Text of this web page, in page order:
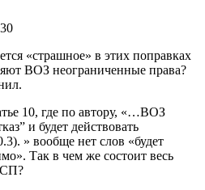
«страшное» в этих поправках
ВОЗ неограниченные права?
10, где по автору, «…ВОЗ
и будет действовать
» вообще нет слов «будет
Так в чем же состоит весь